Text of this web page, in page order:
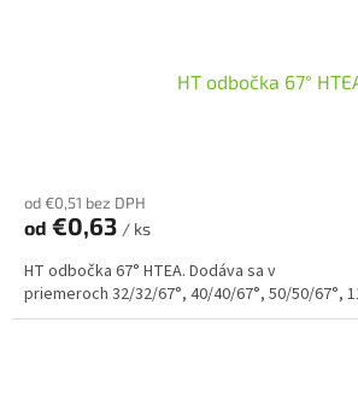
HT odbočka 67°
od €0,51 bez DPH
od €0,63 / ks
HT odbočka 67° HTEA. Dodáva sa v
priemeroch 32/32/67°, 40/40/67°, 50/50/67°,